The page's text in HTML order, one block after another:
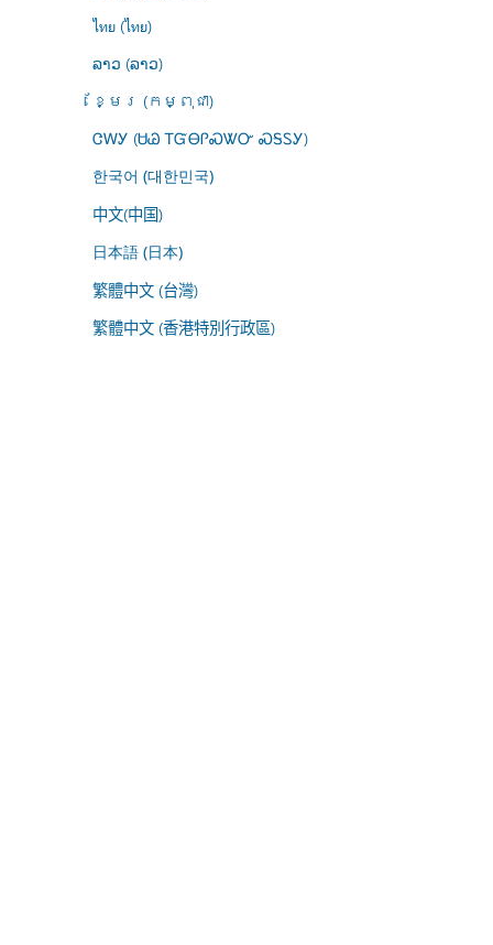
ไทย (ไทย)
ລາວ (ລາວ)
ខ្មែរ (កម្ពុជា)
ᏣᎳᎩ (ᏌᏊ ᎢᏳᎾᎵᏍᏔᏅ ᏍᎦᏚᎩ)
한국어 (대한민국)
中文(中国)
日本語 (日本)
繁體中文 (台灣)
繁體中文 (香港特別行政區)